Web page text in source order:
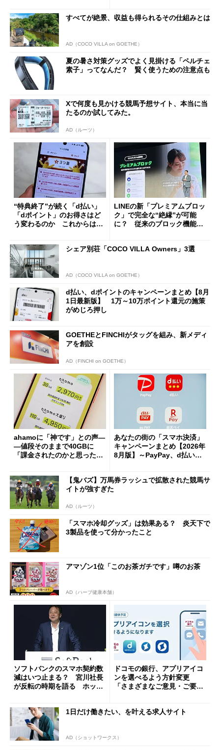
すべてが絶景、収益も得られるその仕組みとは
AD（COCO VILLA on GOETHE）
夏の暑さ対策グッズでよく見掛ける「ペルチェ
素子」ってなんだ？ 賢く使うための注意点も
Xで何度も見かける競馬予想サイト、本当に当
たるのか試してみた。
AD（ルーツ）
“特典終了”が続く「d払い」
「dポイント」のお得さはど
う変わるのか これからは
LINEの新「プレミアムブロッ
ク」で完全な“絶縁”が可能
に？ 従来のブロック機能と
シェア別荘「COCO VILLA Owners」3選
AD（COCO VILLA on GOETHE）
d払い、dポイントのキャンペーンまとめ【8月
1日最新版】 1万～10万ポイント還元の施策
がめじろ押し
GOETHEとFINCHIがタッグを組み、新メディ
アを創設
AD（FINCHI on GOETHE）
ahamoに「神です」との声―
―値段そのままで40GBに
「課金されたのかと思った」
あなたの街の「スマホ決済」
キャンペーンまとめ【2026年
8月版】～PayPay、d払い、a
【鬼バズ】万馬券ラッシュで拡散された競馬サ
イトが強すぎた
AD（ルーツ）
「スマホ冷却グッズ」は効果ある？ 炎天下で
3製品を使って分かったこと
アマゾン1位「このお茶ガチです」噂のお茶
AD（ハーブ健康本舗）
ソフトバンクのスマホ契約数
減はいつ止まる？ 宮川社長
が反転の時期を語る ホッピ
ドコモの銀行、アプリアイコ
ンを選べるよう方針変更
「さまざまなご意見・ご要望
1日だけ働きたい、を叶える求人サイト
AD（ショットワークス）